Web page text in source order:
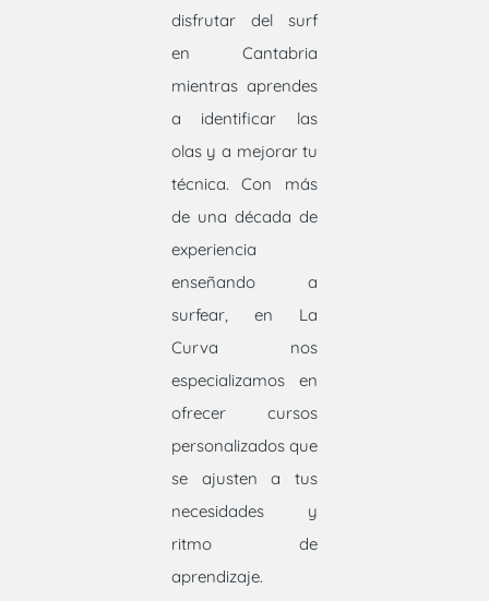
disfrutar del surf
en Cantabria
mientras aprendes
a identificar las
olas y a mejorar tu
técnica. Con más
de una década de
experiencia
enseñando a
surfear, en La
Curva nos
especializamos en
ofrecer cursos
personalizados que
se ajusten a tus
necesidades y
ritmo de
aprendizaje.